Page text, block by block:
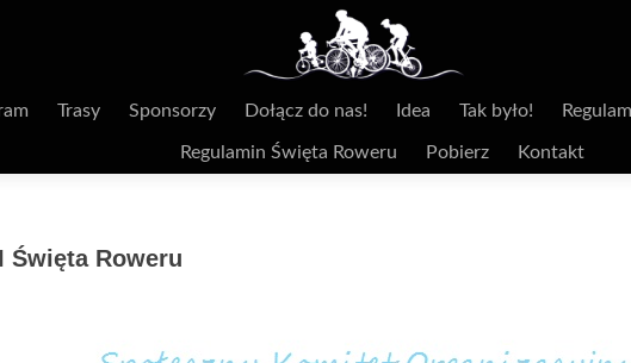
Trasy Sponsorzy Dołącz do nas! Idea Tak było!
Regulamin Święta Roweru Pobierz Kontakt
Święta Roweru